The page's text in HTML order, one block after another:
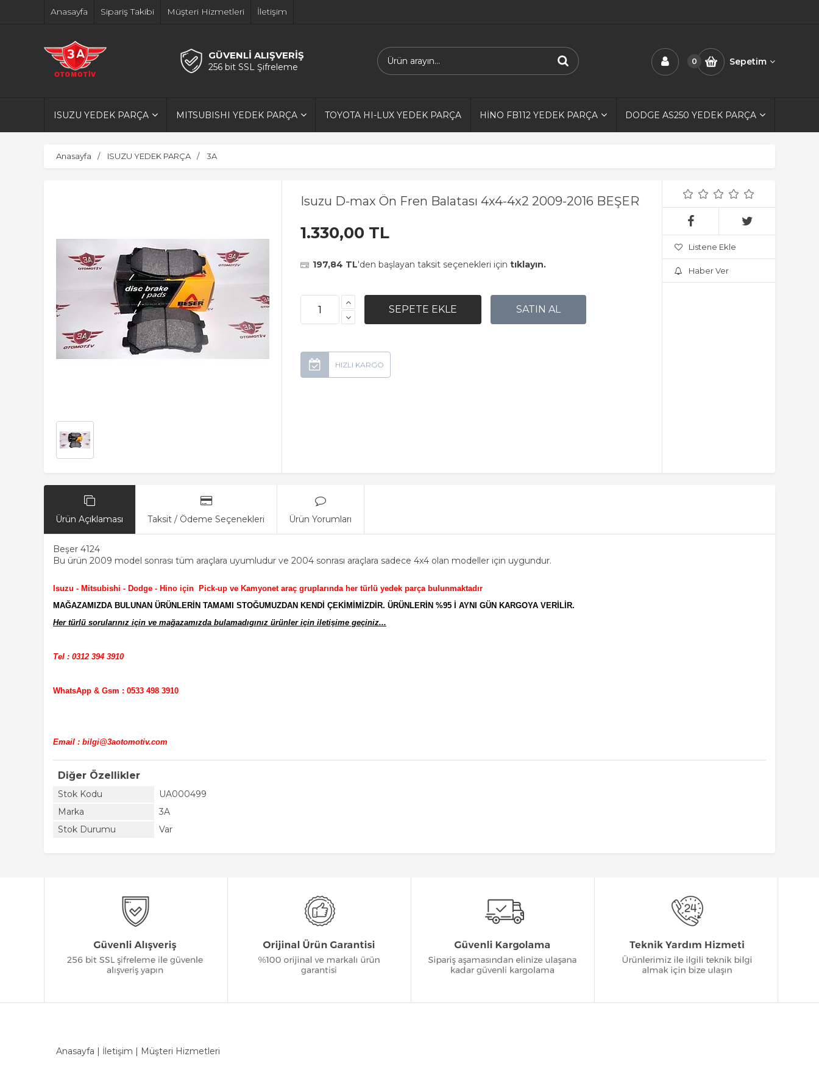
Anasayfa Sipariş Takibi Müşteri Hizmetleri İletişim
GÜVENLİ ALIŞVERİŞ
256 bit SSL Şifreleme
0 Sepetim
ISUZU YEDEK PARÇA MITSUBISHI YEDEK PARÇA TOYOTA HI-LUX YEDEK PARÇA HİNO FB112 YEDEK PARÇA DODGE AS250 YEDEK PARÇA
Anasayfa ISUZU YEDEK PARÇA 3A
Isuzu D-max Ön Fren Balatası 4x4-4x2 2009-2016 BEŞER
1.330,00 TL
197,84 TL'den başlayan taksit seçenekleri için tıklayın.
Listene Ekle
Haber Ver
Ürün Açıklaması Taksit / Ödeme Seçenekleri Ürün Yorumları
Beşer 4124
Bu ürün 2009 model sonrası tüm araçlara uyumludur ve 2004 sonrası araçlara sadece 4x4 olan modeller için uygundur.
Isuzu - Mitsubishi - Dodge - Hino için Pick-up ve Kamyonet araç gruplarında her türlü yedek parça bulunmaktadır
MAĞAZAMIZDA BULUNAN ÜRÜNLERİN TAMAMI STOĞUMUZDAN KENDİ ÇEKİMİMİZDİR. ÜRÜNLERİN %95 İ AYNI GÜN KARGOYA VERİLİR.
Her türlü sorularınız için ve mağazamızda bulamadıgınız ürünler için iletişime geçiniz...
Tel : 0312 394 3910
WhatsApp & Gsm : 0533 498 3910
Email : bilgi@3aotomotiv.com
Diğer Özellikler
Stok Kodu
UA000499
Marka
3A
Stok Durumu
Var
Anasayfa | İletişim | Müşteri Hizmetleri